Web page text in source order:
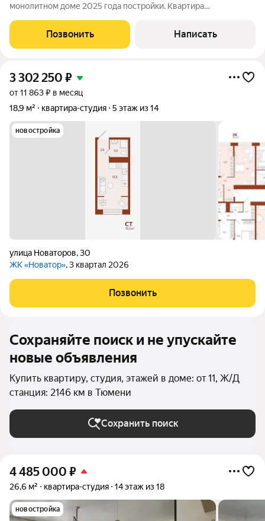
монолитном доме 2025 года постройки. Квартира
гарантирует тишину и отсутствие шума с дороги.В квартире
можно воплотить любые дизайнерские
Позвонить Написать
3 302 250 ₽
от 11 863 ₽ в месяц
18,9 м²
квартира-студия 5 этаж из 14
новостройка
улица Новаторов,30
ЖК «Новатор», 3 квартал 2026
Позвонить
Сохраняйте поиск и не упускайте
новые объявления
Купить квартиру, студия, этажей в доме: от 11, Ж/Д
станция: 2146 км в Тюмени
Сохранить поиск
4 485 000 ₽
26,6 м² квартира-студия 14 этаж из 18
новостройка